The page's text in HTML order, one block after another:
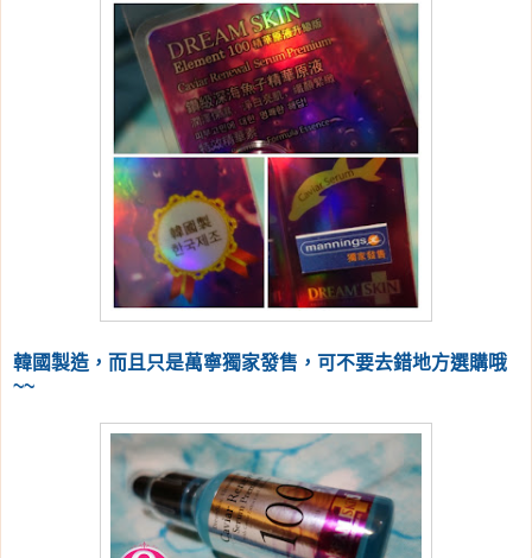
韓國製造，而且只是萬寧獨家發售，可不要去錯地方選購哦
~~